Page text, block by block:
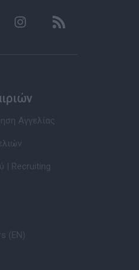
Αγγελίας
| Recruiting
(EN)